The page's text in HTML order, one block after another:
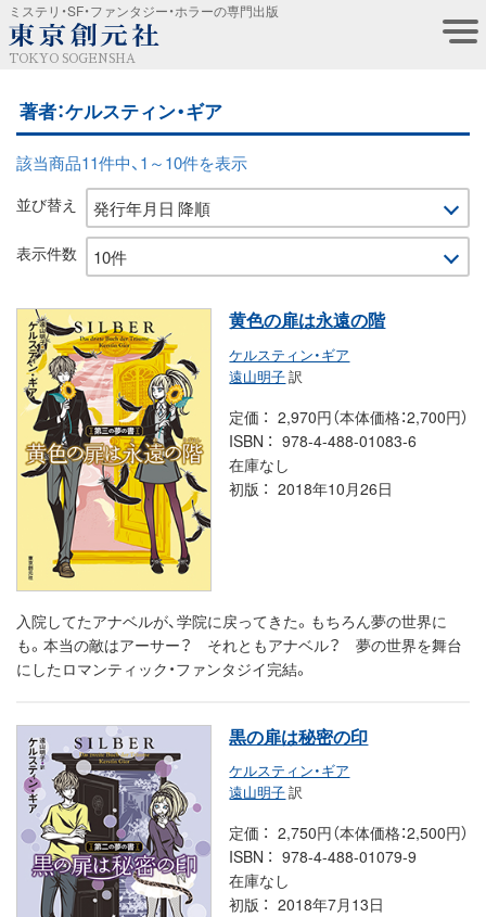
ミステリ・SF・ファンタジー・ホラーの専門出版
TOKYO SOGENSHA
著者：ケルスティン・ギア
該当商品11件中、1～10件を表示
並び替え
表示件数
黄色の扉は永遠の階
ケルスティン・ギア
遠山明子訳
定価
2,970円（本体価格：2,700円）
ISBN
978-4-488-01083-6
在庫なし
初版
2018年10月26日
入院してたアナベルが、学院に戻ってきた。もちろん夢の世界に
も。本当の敵はアーサー？ それともアナベル？ 夢の世界を舞台
にしたロマンティック・ファンタジイ完結。
黒の扉は秘密の印
ケルスティン・ギア
遠山明子訳
定価
2,750円（本体価格：2,500円）
ISBN
978-4-488-01079-9
在庫なし
初版
2018年7月13日